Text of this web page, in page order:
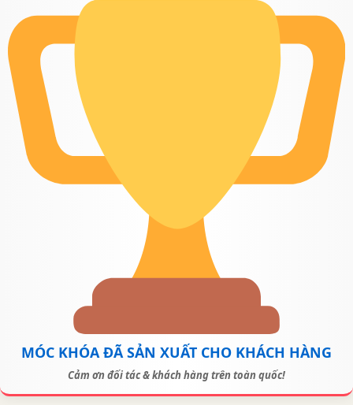
MÓC KHÓA ĐÃ SẢN XUẤT CHO KHÁCH HÀNG
Cảm ơn đối tác & khách hàng trên toàn quốc!